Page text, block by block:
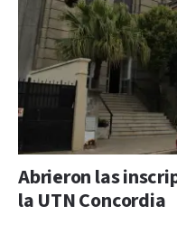
Abrieron las
la UTN Concordia